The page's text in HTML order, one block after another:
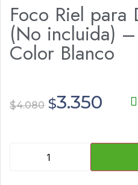
Foco Riel para
(No incluida)
Color Blanco
$4.080 $3.350